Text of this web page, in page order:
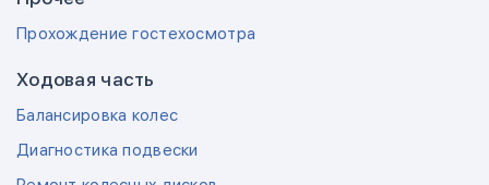
Прохождение гостехосмотра
Ходовая часть
Балансировка колес
Диагностика подвески